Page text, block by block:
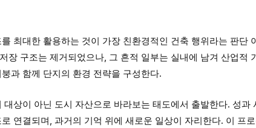
최대한 활용하는 것이 가장 친환경적인 건축 행위라는 판단
장 구조는 제거되었으나, 그 흔적 일부는 실내에 남겨 산업적
과 함께 단지의 환경 전략을 구성한다.
상이 아닌 도시 자산으로 바라보는 태도에서 출발한다. 성과
연결되며, 과거의 기억 위에 새로운 일상이 자리한다. 이 프